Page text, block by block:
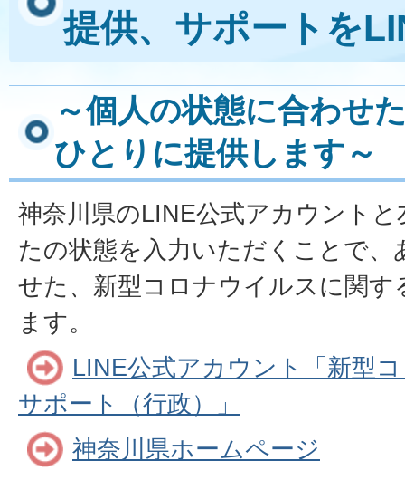
提供、サポートを
～個人の状態に合わせ
ひとりに提供します～
神奈川県のLINE公式アカウント
たの状態を入力いただくことで、
せた、新型コロナウイルスに関す
ます。
LINE公式アカウント「新型
サポート（行政）」
神奈川県ホームページ